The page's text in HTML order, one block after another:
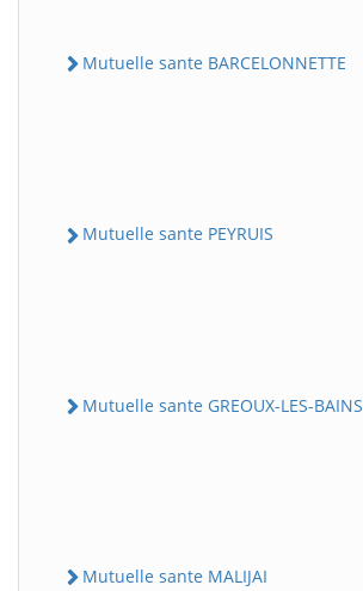
Mutuelle sante BARCELONNETTE
Mutuelle sante PEYRUIS
Mutuelle sante GREOUX-LES-BAINS
Mutuelle sante MALIJAI